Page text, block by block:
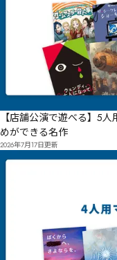
【店舗公演で遊べる】5
めができる名作
2026年7月17日更新